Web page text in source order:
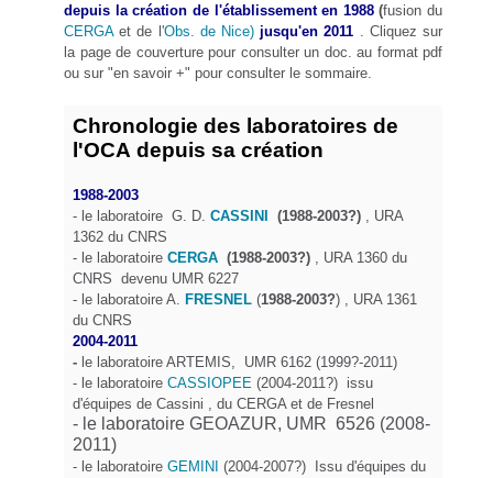
depuis la création de l'établissement en 1988(fusion du
CERGAet de l'Obs. de Nice) jusqu'en 2011 . Cliquez sur
la page de couverture pour consulter un doc. au format pdf
ou sur "en savoir +" pour consulter le sommaire.
Chronologie des laboratoires de
l'OCA depuis sa création
1988-2003
- le laboratoire G. D. CASSINI (1988-2003?) , URA
1362 du CNRS
- le laboratoire CERGA (1988-2003?) , URA 1360 du
CNRS devenu UMR 6227
- le laboratoire A. FRESNEL (1988-2003?) , URA 1361
du CNRS
2004-2011
- le laboratoire ARTEMIS, UMR 6162 (1999?-2011)
- le laboratoire CASSIOPEE (2004-2011?) issu
d'équipes de Cassini , du CERGA et de Fresnel
- le laboratoire GEOAZUR, UMR 6526 (2008-
2011)
- le laboratoire GEMINI (2004-2007?) Issu d'équipes du